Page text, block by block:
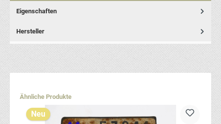
Eigenschaften
Hersteller
Produktgalerie überspringen
Ähnliche Produkte
Neu